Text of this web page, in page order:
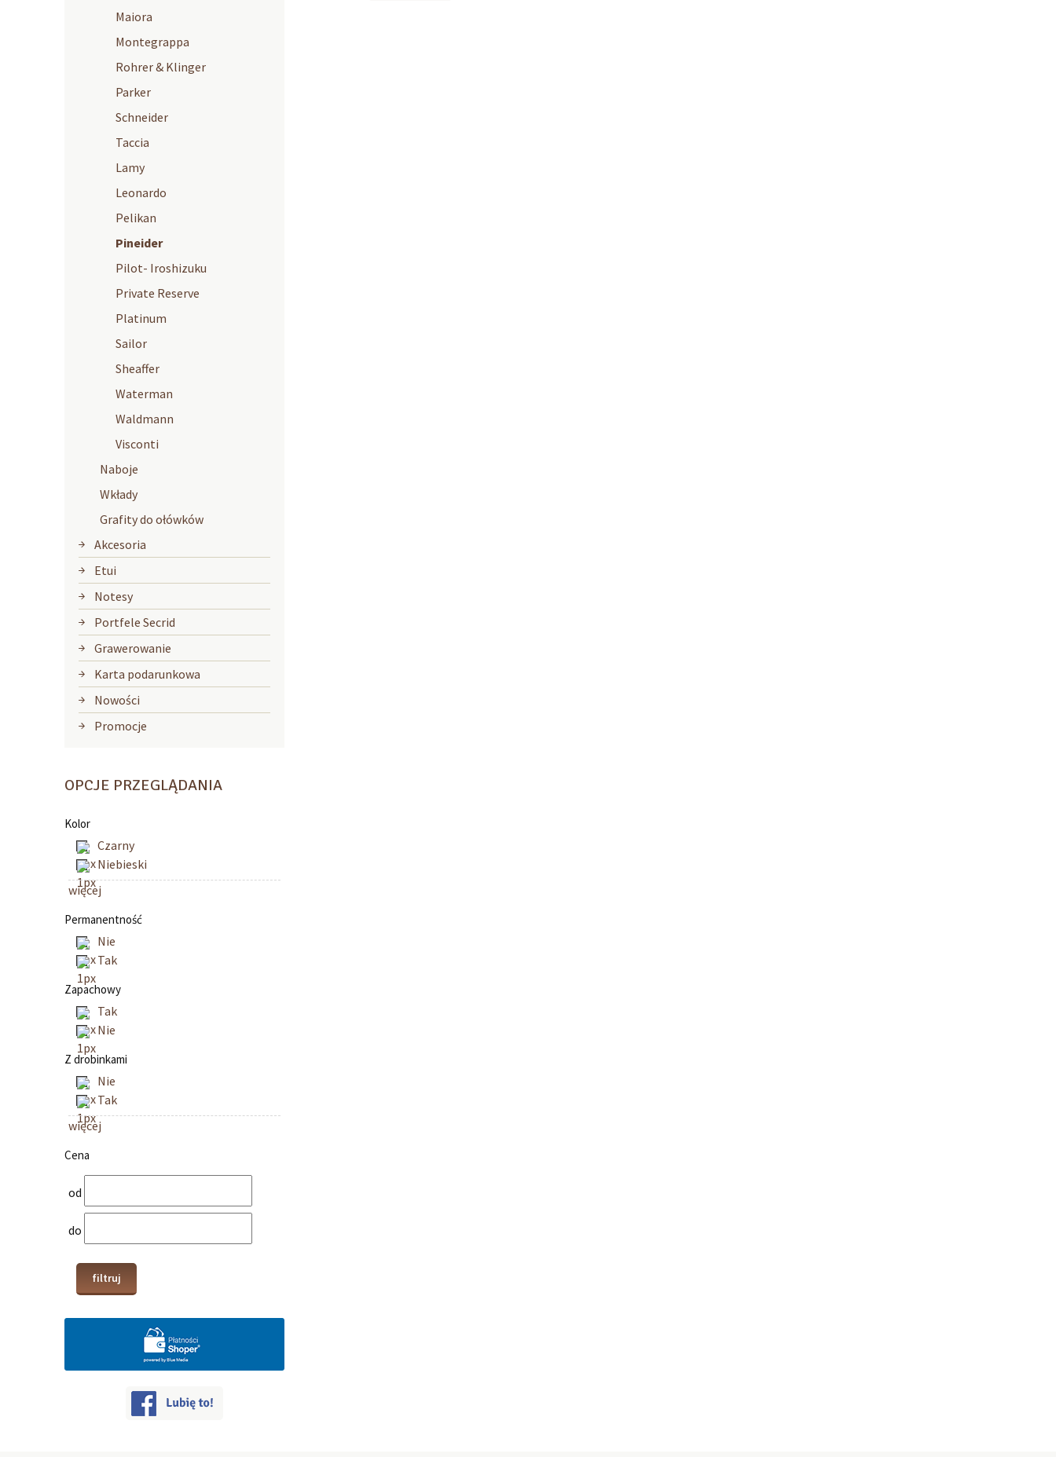
Maiora
Montegrappa
Rohrer & Klinger
Parker
Schneider
Taccia
Lamy
Leonardo
Pelikan
Pineider
Pilot- Iroshizuku
Private Reserve
Platinum
Sailor
Sheaffer
Waterman
Waldmann
Visconti
Naboje
Wkłady
Grafity do ołówków
Akcesoria
Etui
Notesy
Portfele Secrid
Grawerowanie
Karta podarunkowa
Nowości
Promocje
OPCJE PRZEGLĄDANIA
Kolor
Czarny
Niebieski
więcej
Permanentność
Nie
Tak
Zapachowy
Tak
Nie
Z drobinkami
Nie
Tak
więcej
Cena
od
do
filtruj